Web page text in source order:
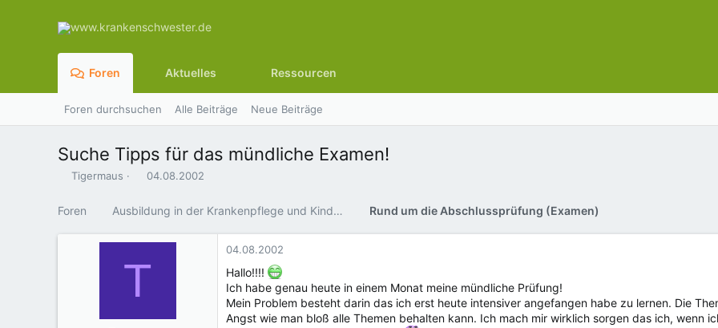
Foren Aktuelles Ressourcen
Foren durchsuchen Alle Beiträge Neue Beiträge
Suche Tipps für das mündliche Examen!
E
t
e
Tigermaus
E
t
e
04.08.2002
Foren Ausbildung in der Krankenpflege und Kinderkrankenpflege Rund um die Abschlussprüfung (Examen)
T
04.08.2002
Hallo!!!!
Ich habe genau heute in einem Monat meine mündliche Prüfung!
Mein Problem besteht darin das ich erst heute intensiver angefangen habe zu lernen. Die
Angst wie man bloß alle Themen behalten kann. Ich mach mir wirklich sorgen das ich, wenn